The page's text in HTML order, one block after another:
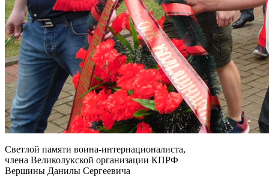
Светлой памяти воина-интернационалиста,
члена Великолукской организации КПРФ
Вершины Данилы Сергеевича